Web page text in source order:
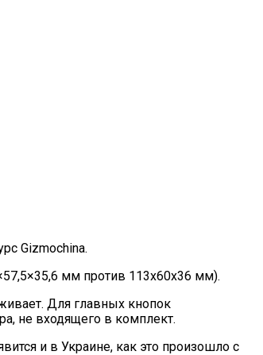
Gizmochina.
мм против 113x60x36 мм).
Для главных кнопок
не входящего в комплект.
и в Украине, как это произошло с